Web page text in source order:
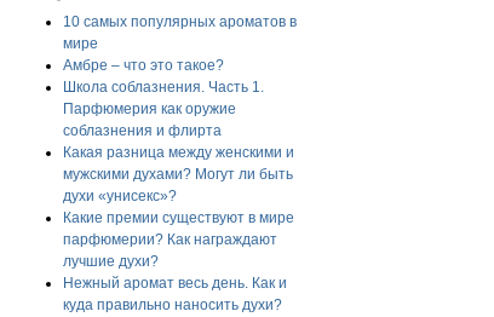
10 самых популярных ароматов в
мире
Амбре – что это такое?
Школа соблазнения. Часть 1.
Парфюмерия как оружие
соблазнения и флирта
Какая разница между женскими и
мужскими духами? Могут ли быть
духи «унисекс»?
Какие премии существуют в мире
парфюмерии? Как награждают
лучшие духи?
Нежный аромат весь день. Как и
куда правильно наносить духи?